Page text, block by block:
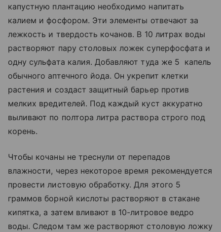
капустную плантацию необходимо напитать
калием и фосфором. Эти элементы отвечают за
лежкость и твердость кочанов. В 10 литрах воды
растворяют пару столовых ложек суперфосфата и
одну сульфата калия. Добавляют туда же 5 капель
обычного аптечного йода. Он укрепит клетки
растения и создаст защитный барьер против
мелких вредителей. Под каждый куст аккуратно
выливают по полтора литра раствора строго под
корень.
Чтобы кочаны не треснули от перепадов
влажности, через некоторое время рекомендуется
провести листовую обработку. Для этого 5
граммов борной кислоты растворяют в стакане
кипятка, а затем вливают в 10-литровое ведро
воды. Следом там же растворяют столовую ложку